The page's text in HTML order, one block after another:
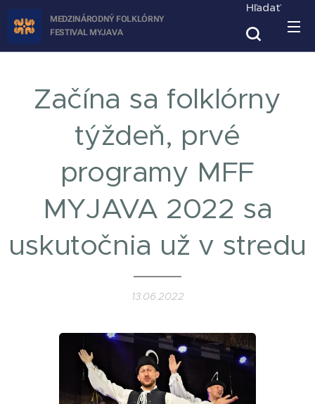
MEDZINÁRODNÝ FOLKLÓRNY
FESTIVAL MYJAVA
Hľadať
Začína sa folklórny
týždeň, prvé
programy MFF
MYJAVA 2022 sa
uskutočnia už v stredu
13.06.2022